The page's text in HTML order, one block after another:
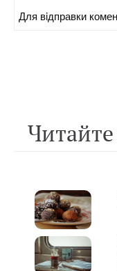
Для вiдправки